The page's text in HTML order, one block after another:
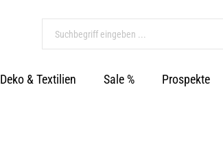
Deko & Textilien Sale % Prospekte